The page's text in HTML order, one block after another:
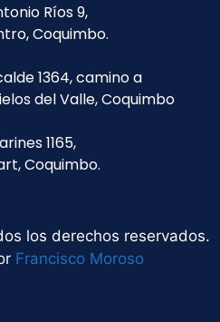
Ríos 9,
Coquimbo.
1364, camino a
del Valle, Coquimbo
1165,
Coquimbo.
los derechos reservados.
Francisco Moroso